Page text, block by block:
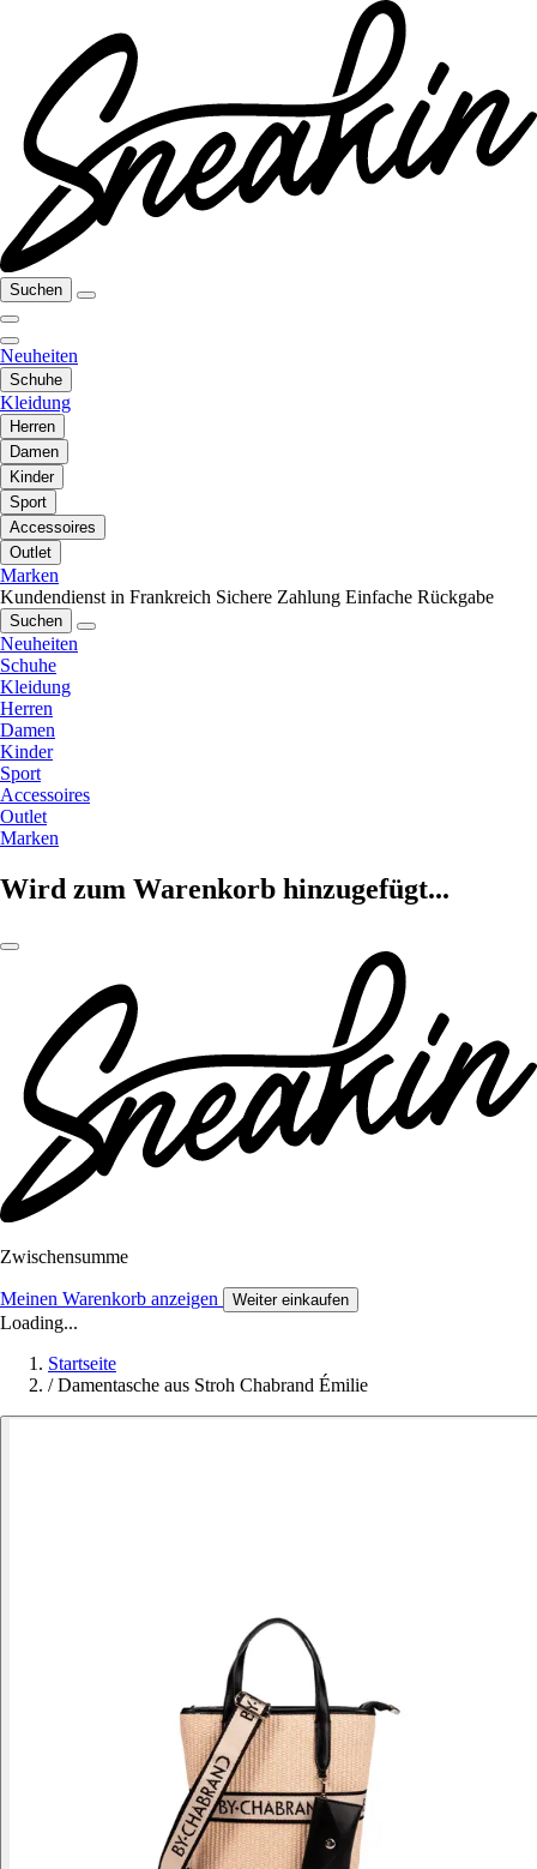
Suchen
Neuheiten
Schuhe
Kleidung
Herren
Damen
Kinder
Sport
Accessoires
Outlet
Marken
Kundendienst in Frankreich Sichere Zahlung Einfache Rückgabe
Suchen
Neuheiten
Schuhe
Kleidung
Herren
Damen
Kinder
Sport
Accessoires
Outlet
Marken
Wird zum Warenkorb hinzugefügt...
Zwischensumme
Meinen Warenkorb anzeigen Weiter einkaufen
Loading...
Startseite
/ Damentasche aus Stroh Chabrand Émilie